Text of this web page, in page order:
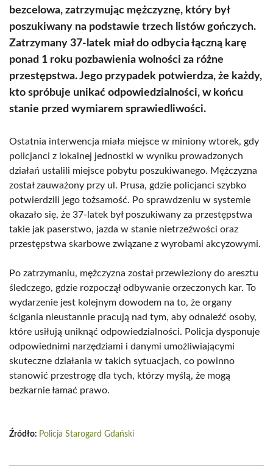
bezcelowa, zatrzymując mężczyznę, który był
poszukiwany na podstawie trzech listów gończych.
Zatrzymany 37-latek miał do odbycia łączną karę
ponad 1 roku pozbawienia wolności za różne
przestępstwa. Jego przypadek potwierdza, że każdy,
kto spróbuje unikać odpowiedzialności, w końcu
stanie przed wymiarem sprawiedliwości.
Ostatnia interwencja miała miejsce w miniony wtorek, gdy
policjanci z lokalnej jednostki w wyniku prowadzonych
działań ustalili miejsce pobytu poszukiwanego. Mężczyzna
został zauważony przy ul. Prusa, gdzie policjanci szybko
potwierdzili jego tożsamość. Po sprawdzeniu w systemie
okazało się, że 37-latek był poszukiwany za przestępstwa
takie jak paserstwo, jazda w stanie nietrzeźwości oraz
przestępstwa skarbowe związane z wyrobami akcyzowymi.
Po zatrzymaniu, mężczyzna został przewieziony do aresztu
śledczego, gdzie rozpoczął odbywanie orzeczonych kar. To
wydarzenie jest kolejnym dowodem na to, że organy
ścigania nieustannie pracują nad tym, aby odnaleźć osoby,
które usiłują uniknąć odpowiedzialności. Policja dysponuje
odpowiednimi narzędziami i danymi umożliwiającymi
skuteczne działania w takich sytuacjach, co powinno
stanowić przestrogę dla tych, którzy myślą, że mogą
bezkarnie łamać prawo.
Źródło: Policja Starogard Gdański